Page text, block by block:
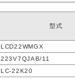
型式
LCD22WMGX
223V7QJAB/11
LC-22K20